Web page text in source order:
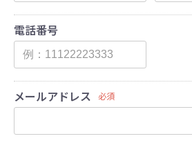
電話番号
メールアドレス 必須